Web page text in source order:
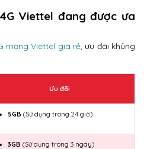
Viettel đang được ưa
mạng Viettel giá rẻ, ưu đãi khủng
Ưu đãi
5GB (Sử dụng trong 24 giờ)
3GB (Sử dụng trong 3 ngày)